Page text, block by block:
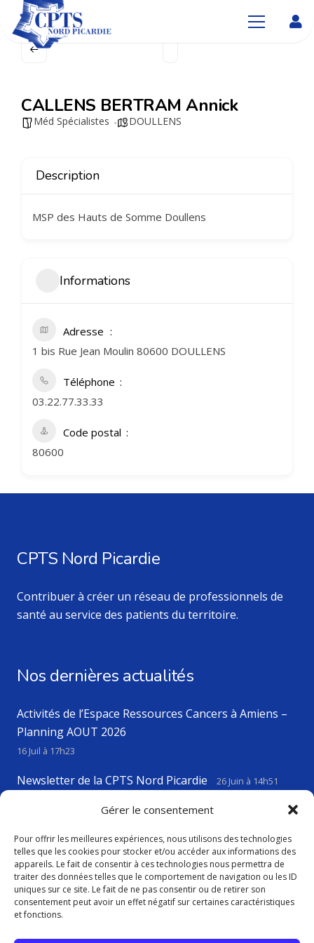
Gérer le consentement
Pour offrir les meilleures expériences, nous utilisons des technologies
telles que les cookies pour stocker et/ou accéder aux informations des
appareils. Le fait de consentir à ces technologies nous permettra de
traiter des données telles que le comportement de navigation ou les ID
uniques sur ce site. Le fait de ne pas consentir ou de retirer son
consentement peut avoir un effet négatif sur certaines caractéristiques
et fonctions.
CALLENS BERTRAM Annick
Méd Spécialistes DOULLENS
Description
MSP des Hauts de Somme Doullens
Informations
Adresse
1 bis Rue Jean Moulin 80600 DOULLENS
Téléphone
03.22.77.33.33
Code postal
80600
CPTS Nord Picardie
Contribuer à créer un réseau de professionnels de
santé au service des patients du territoire.
Nos dernières actualités
Activités de l’Espace Ressources Cancers à Amiens –
Planning AOUT 2026
16 Juil à 17h23
Newsletter de la CPTS Nord Picardie 26 Juin à 14h51
VIGILANCE CANICULE 23 Juin à 17h43
Contact
contact@cptsnordpicardie.fr
619, rue St Vaast, 80260 Flesselles